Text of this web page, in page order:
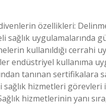
özellikleri:
uygulamalarında
kullanıldığı cerrahi
endüstriyel kullanıma
tanınan sertifikalara
hizmetleri görevleri
hizmetlerinin yanı